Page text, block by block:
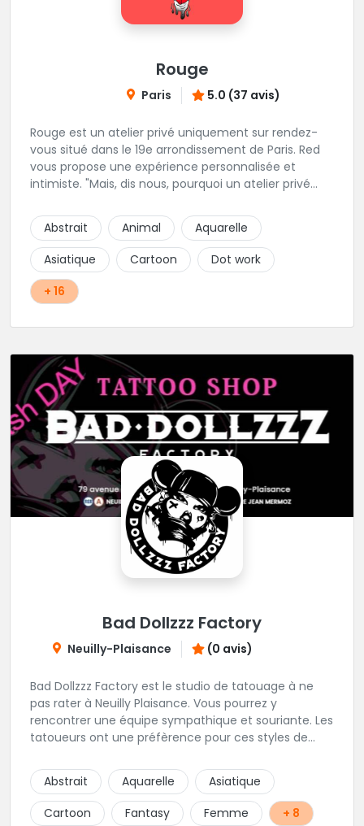
Rouge
Paris 5.0 (37 avis)
Rouge est un atelier privé uniquement sur rendez-
vous situé dans le 19e arrondissement de Paris. Red
vous propose une expérience personnalisée et
intimiste. "Mais, dis nous, pourquoi un atelier privé
qualité de service à tous les tatoué(e)s. L'intérêt est
de prendre son temps, faire les bons choix, et
toujours se donner à 1000 %. Sans oublier, une
hygiène irréprochable. La bonne humeur, l'échange,
le respect, faire un travail personnalisé et toujours de
qualité, sont les mots d'ordre dans cet atelier. " Si
Abstrait Animal
Aquarelle
Asiatique
Cartoon
Dot work
+ 16
Bad Dollzzz Factory
Neuilly-Plaisance (0 avis)
Bad Dollzzz Factory est le studio de tatouage à ne
pas rater à Neuilly Plaisance. Vous pourrez y
rencontrer une équipe sympathique et souriante. Les
tatoueurs ont une préfèrence pour ces styles de
culture et traits fins. Foncez !
Abstrait Aquarelle
Asiatique
Cartoon
Fantasy Femme + 8